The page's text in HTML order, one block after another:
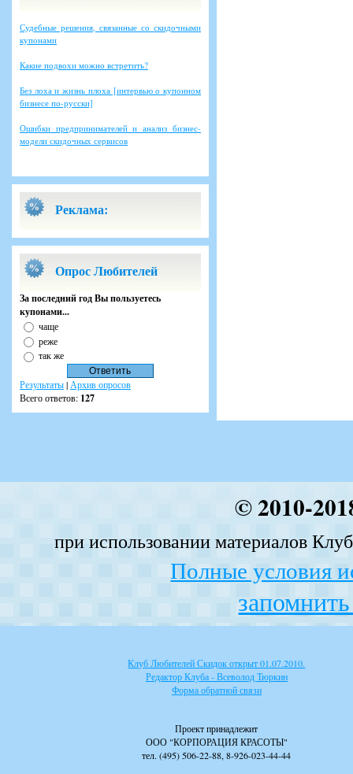
Судебные решения, связанные со скидочными
купонами
Какие подвохи можно встретить?
Без лоха и жизнь плоха [интервью о купонном
бизнесе по-русски]
Ошибки предпринимателей и анализ бизнес-
модели скидочных сервисов
Реклама:
Опрос Любителей
За последний год Вы пользуетесь
купонами...
чаще
реже
так же
Результаты| Архив опросов
Всего ответов: 127
© 2010-
при использовании материалов
Полные условия
Клуб Любителей Скидок открыт 01.07.2010.
Редактор Клуба - Всеволод Тюркин
Форма обратной связи
Проект принадлежит
ООО "КОРПОРАЦИЯ КРАСОТЫ"
тел. (495) 506-22-88, 8-926-023-44-44